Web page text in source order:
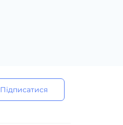
Підписатися